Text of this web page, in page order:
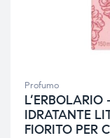
Profumo
IDRATANTE
FIORITO PER